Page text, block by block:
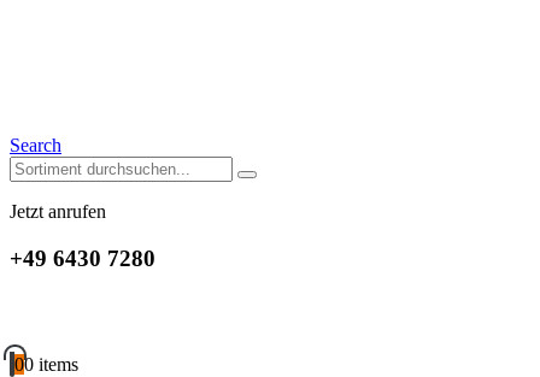
Search
Jetzt anrufen
+49 6430 7280
00 items